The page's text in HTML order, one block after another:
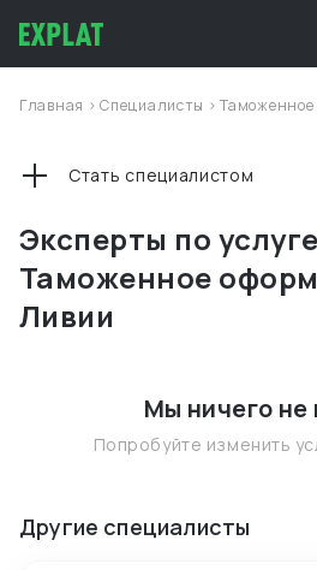
Главная >Специалисты >
Эксперты по услуге
Таможенное
Ливии
Стать специалистом
Мы ничего
Попробуйте изменить
Другие специалисты